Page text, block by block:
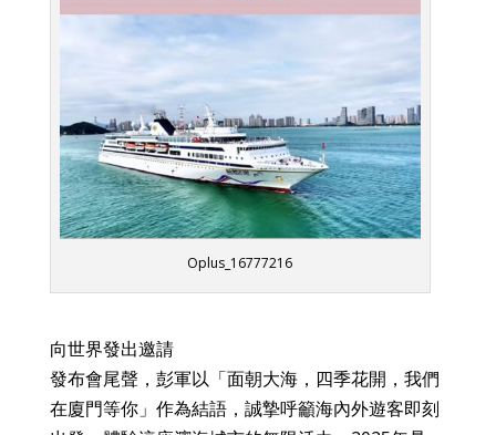
Oplus_16777216
向世界發出邀請
發布會尾聲，彭軍以「面朝大海，四季花開，我們
在廈門等你」作為結語，誠摯呼籲海內外遊客即刻